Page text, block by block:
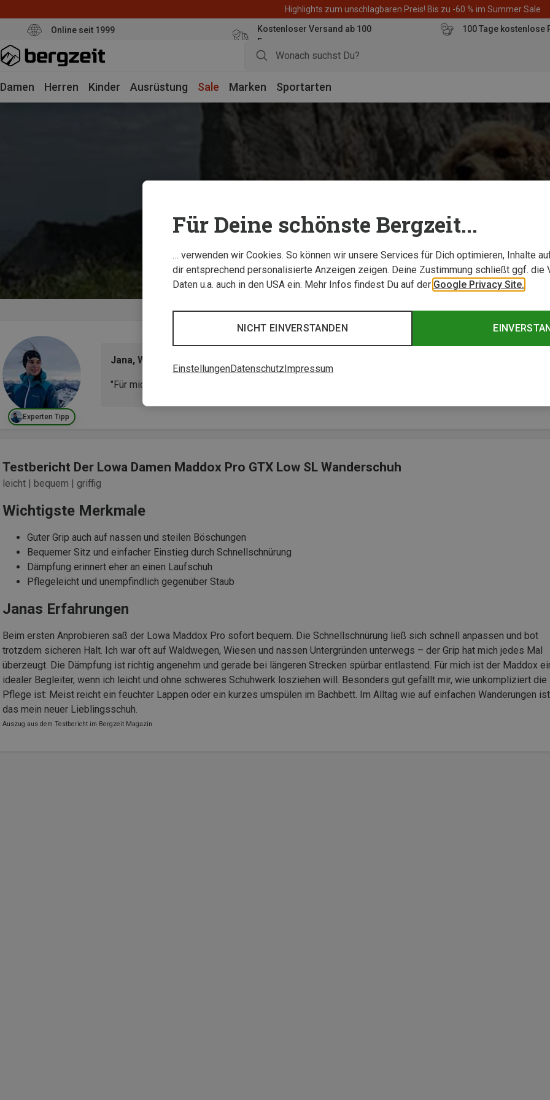
Highlights zum unschlagbaren Preis! Bis zu -60 % im Summer Sale
Online seit 1999
Kostenloser Versand ab 100
Euro
100 Tage kostenlose
Damen Herren Kinder Ausrüstung Sale Marken Sportarten
Experten Tipp
Jana, Wanderfan & Bergzeit Testerin
"Für mich ist der Maddox Pro ein flexibler Begleiter für Alltag und leichte Touren"
Testbericht Der Lowa Damen Maddox Pro GTX Low SL Wanderschuh
leicht | bequem | griffig
Wichtigste Merkmale
Guter Grip auch auf nassen und steilen Böschungen
Bequemer Sitz und einfacher Einstieg durch Schnellschnürung
Dämpfung erinnert eher an einen Laufschuh
Pflegeleicht und unempfindlich gegenüber Staub
Janas Erfahrungen
Beim ersten Anprobieren saß der Lowa Maddox Pro sofort bequem. Die Schnellschnürung ließ sich schnell anpassen und bot
trotzdem sicheren Halt. Ich war oft auf Waldwegen, Wiesen und nassen Untergründen unterwegs – der Grip hat mich jedes Mal
überzeugt. Die Dämpfung ist richtig angenehm und gerade bei längeren Strecken spürbar entlastend. Für mich ist der Maddox
idealer Begleiter, wenn ich leicht und ohne schweres Schuhwerk losziehen will. Besonders gut gefällt mir, wie unkompliziert die
Pflege ist: Meist reicht ein feuchter Lappen oder ein kurzes umspülen im Bachbett. Im Alltag wie auf einfachen Wanderungen ist
das mein neuer Lieblingsschuh.
Auszug aus dem Testbericht im Bergzeit Magazin
Für Deine schönste Bergzeit...
… verwenden wir Cookies. So können wir unsere Services für Dich optimieren, Inhalte
dir entsprechend personalisierte Anzeigen zeigen. Deine Zustimmung schließt ggf. die
Daten u.a. auch in den USA ein. Mehr Infos findest Du auf der Google Privacy Site.
NICHT EINVERSTANDEN
EinstellungenDatenschutzImpressum